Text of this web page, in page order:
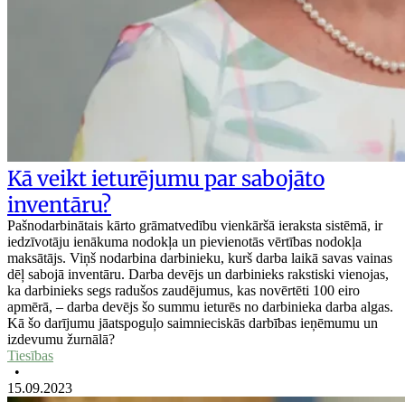
Kā veikt ieturējumu par sabojāto
inventāru?
Pašnodarbinātais kārto grāmatvedību vienkāršā ieraksta sistēmā, ir
iedzīvotāju ienākuma nodokļa un pievienotās vērtības nodokļa
maksātājs. Viņš nodarbina darbinieku, kurš darba laikā savas vainas
dēļ sabojā inventāru. Darba devējs un darbinieks rakstiski vienojas,
ka darbinieks segs radušos zaudējumus, kas novērtēti 100 eiro
apmērā, – darba devējs šo summu ieturēs no darbinieka darba algas.
Kā šo darījumu jāatspoguļo saimnieciskās darbības ieņēmumu un
izdevumu žurnālā?
Tiesības
•
15.09.2023